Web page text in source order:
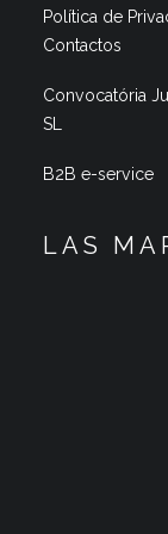
Política de
Contactos
Convocatória
SL
B2B e-service
LAS